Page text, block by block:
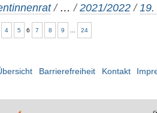
/ …/2021/2022 /
4 5 6 7 8 9 24
Barrierefreiheit Kontakt